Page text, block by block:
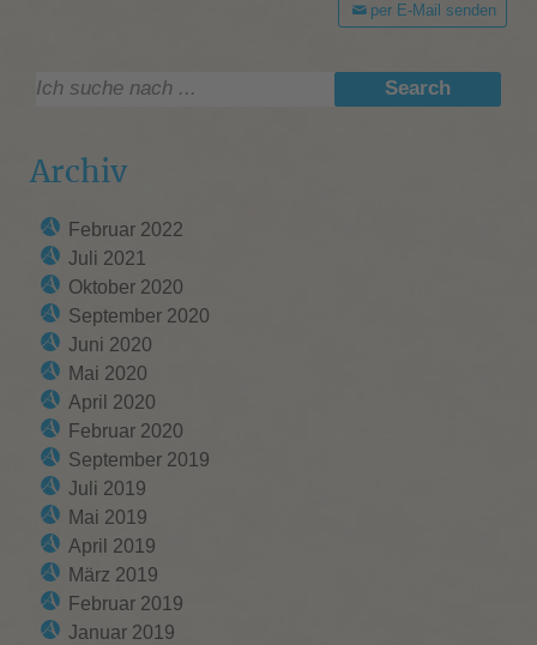
per E-Mail senden
Suche: Search
Archiv
Februar 2022
Juli 2021
Oktober 2020
September 2020
Juni 2020
Mai 2020
April 2020
Februar 2020
September 2019
Juli 2019
Mai 2019
April 2019
März 2019
Februar 2019
Januar 2019